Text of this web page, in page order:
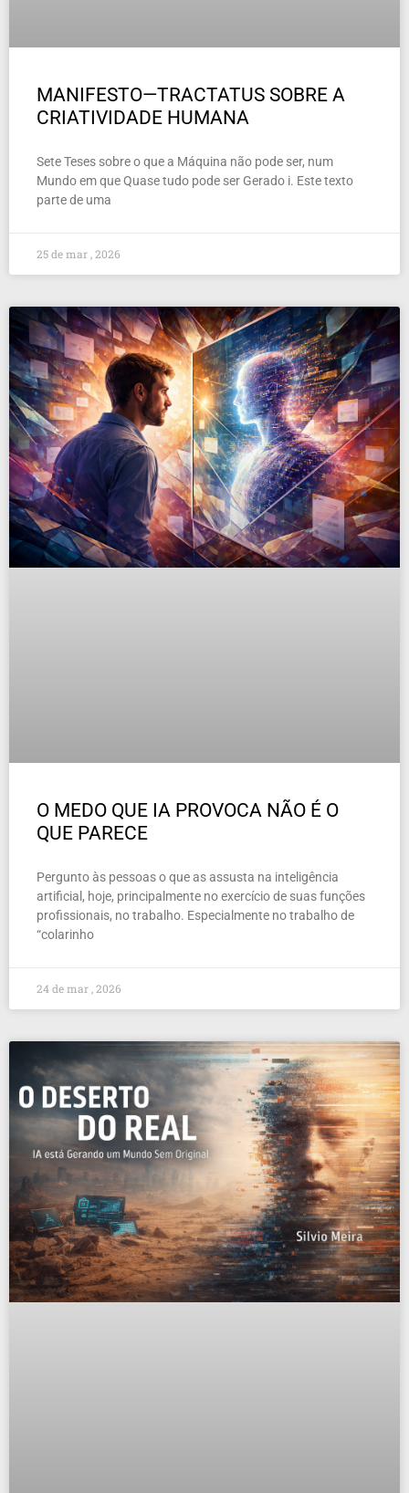
MANIFESTO—TRACTATUS SOBRE A
CRIATIVIDADE HUMANA
Sete Teses sobre o que a Máquina não pode ser, num
Mundo em que Quase tudo pode ser Gerado i. Este texto
parte de uma
25 de mar , 2026
O MEDO QUE IA PROVOCA NÃO É O
QUE PARECE
Pergunto às pessoas o que as assusta na inteligência
artificial, hoje, principalmente no exercício de suas funções
profissionais, no trabalho. Especialmente no trabalho de
“colarinho
24 de mar , 2026